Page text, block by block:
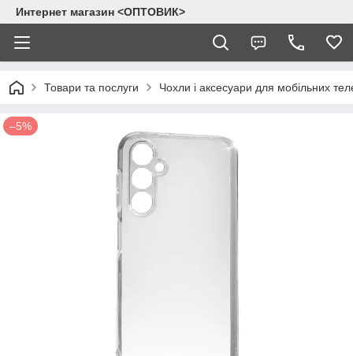
Интернет магазин <ОПТОВИК>
Товари та послуги Чохли і аксесуари для мобільних
–5%